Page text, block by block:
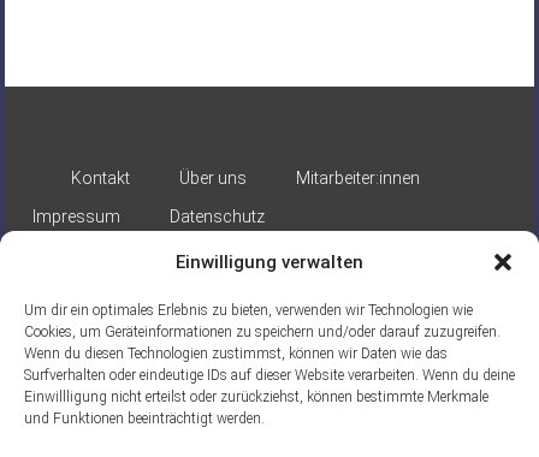
Einwilligung verwalten
Um dir ein optimales Erlebnis zu bieten, verwenden wir Technologien wie
Cookies, um Geräteinformationen zu speichern und/oder darauf zuzugreifen.
Wenn du diesen Technologien zustimmst, können wir Daten wie das
Surfverhalten oder eindeutige IDs auf dieser Website verarbeiten. Wenn du deine
Einwillligung nicht erteilst oder zurückziehst, können bestimmte Merkmale
und Funktionen beeinträchtigt werden.
Kontakt Über uns
Mitarbeiter:innen
Impressum
Datenschutz
Gefördert durch: